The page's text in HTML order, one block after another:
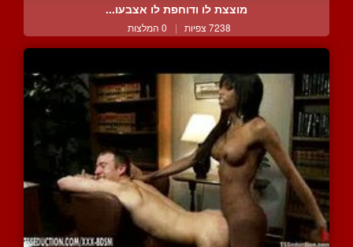
מוצצת לו ודוחפת לו אצבעו...
7238 צפיות | 0 המלצות